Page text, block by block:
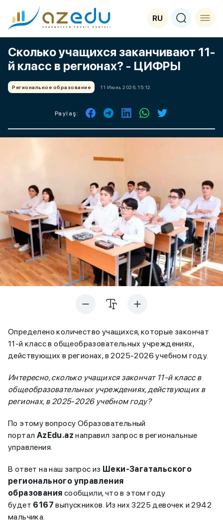
RU
Сколько учащихся заканчивают 11-
й класс в регионах? - ЦИФРЫ
Региональное образование 11 Июнь 2026, 15:12
Paylaş:
Определено количество учащихся, которые закончат
11-й класс в общеобразовательных учреждениях,
действующих в регионах, в 2025-2026 учебном году.
Интересно, сколько учащихся закончат 11-й класс в
общеобразовательных учреждениях, действующих в
регионах, в 2025-2026 учебном году?
По этому вопросу Образовательный
портал AzEdu.azнаправил запрос в региональные
управления.
В ответ на наш запрос из Шеки-Загатальского
регионального управления
образования сообщили, что в этом году
будет 6167 выпускников. Из них 3225 девочек и 2942
мальчика.